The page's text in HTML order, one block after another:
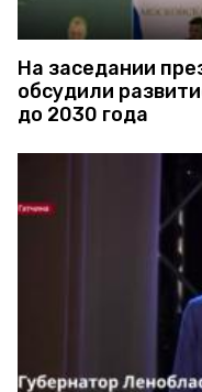
На заседании
обсудили
до 2030 года